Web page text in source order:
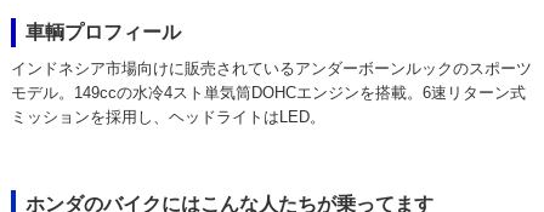
車輌プロフィール
インドネシア市場向けに販売されているアンダーボーンルックのスポーツ
モデル。149ccの水冷4スト単気筒DOHCエンジンを搭載。6速リターン式
ミッションを採用し、ヘッドライトはLED。
ホンダのバイクにはこんな人たちが乗ってます